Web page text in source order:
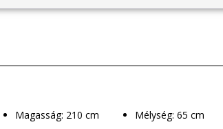
Magasság: 210 cm Mélység: 65 cm